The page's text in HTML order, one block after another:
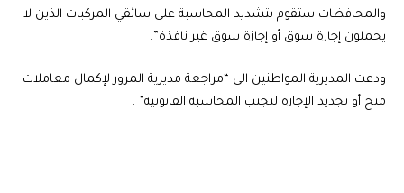
والمحافظات ستقوم بتشديد المحاسبة على سائقي المركبات الذين لا
يحملون إجازة سوق أو إجازة سوق غير نافذة”.
ودعت المديرية المواطنين الى “مراجعة مديرية المرور لإكمال معاملات
منح أو تجديد الإجازة لتجنب المحاسبة القانونية” .